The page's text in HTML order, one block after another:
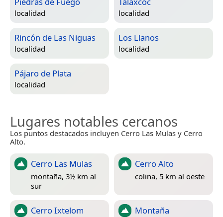
localidad localidad
Rincón de Las Niguas
localidad
Los Llanos
localidad
Pájaro de Plata
localidad
Lugares notables cercanos
Los puntos destacados incluyen Cerro Las Mulas y Cerro
Alto.
Cerro Las Mulas
montaña, 3½ km al
sur
Cerro Alto
colina, 5 km al oeste
Cerro Ixtelom
Montaña